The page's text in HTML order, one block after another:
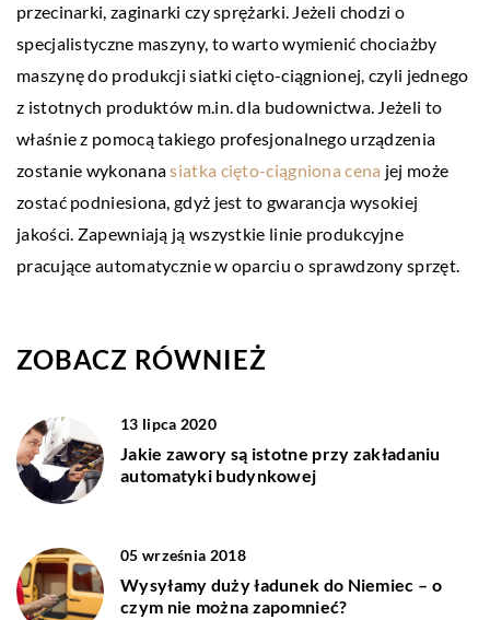
przecinarki, zaginarki czy sprężarki. Jeżeli chodzi o
specjalistyczne maszyny, to warto wymienić chociażby
maszynę do produkcji siatki cięto-ciągnionej, czyli jednego
z istotnych produktów m.in. dla budownictwa. Jeżeli to
właśnie z pomocą takiego profesjonalnego urządzenia
zostanie wykonanasiatka cięto-ciągniona cena jej może
zostać podniesiona, gdyż jest to gwarancja wysokiej
jakości. Zapewniają ją wszystkie linie produkcyjne
pracujące automatycznie w oparciu o sprawdzony sprzęt.
ZOBACZ RÓWNIEŻ
13 lipca 2020
Jakie zawory są istotne przy zakładaniu
automatyki budynkowej
05 września 2018
Wysyłamy duży ładunek do Niemiec – o
czym nie można zapomnieć?